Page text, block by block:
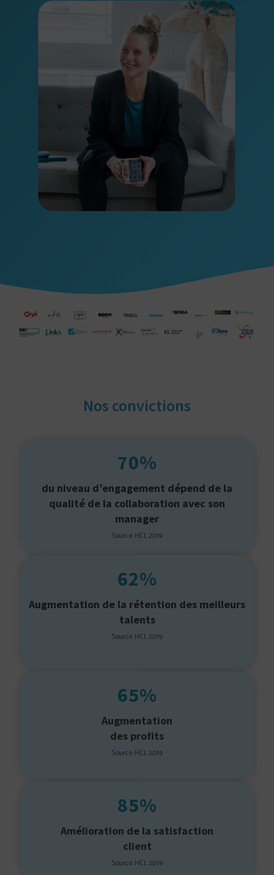
Nos convictions
70%
du niveau d’engagement dépend de la
qualité de la collaboration avec son
manager
Source HCI, 2019
62%
Augmentation de la rétention des meilleurs
talents
Source HCI, 2019
65%
Augmentation
des profits
Source HCI, 2019
85%
Amélioration de la satisfaction
client
Source HCI, 2019